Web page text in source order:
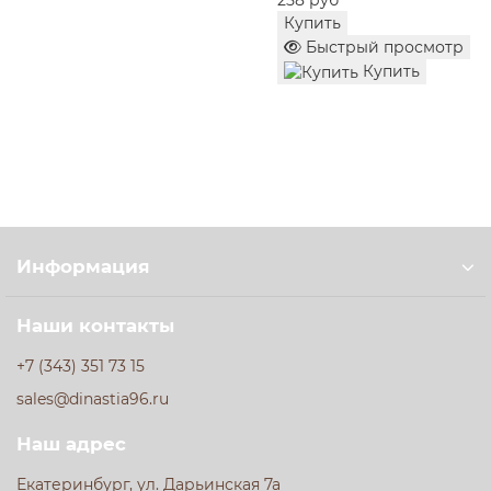
Информация
Наши контакты
+7 (343) 351 73 15
sales@dinastia96.ru
Наш адрес
Екатеринбург, ул. Дарьинская 7а